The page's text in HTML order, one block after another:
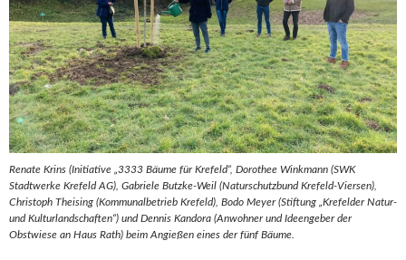
Renate Krins (Initiative „3333 Bäume für Krefeld“, Dorothee Winkmann (SWK
Stadtwerke Krefeld AG), Gabriele Butzke-Weil (Naturschutzbund Krefeld-Viersen),
Christoph Theising (Kommunalbetrieb Krefeld), Bodo Meyer (Stiftung „Krefelder Natur-
und Kulturlandschaften“) und Dennis Kandora (Anwohner und Ideengeber der
Obstwiese an Haus Rath) beim Angießen eines der fünf Bäume.